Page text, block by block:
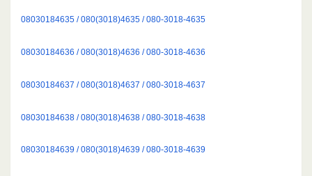
08030184635 / 080(3018)4635 / 080-3018-4635
08030184636 / 080(3018)4636 / 080-3018-4636
08030184637 / 080(3018)4637 / 080-3018-4637
08030184638 / 080(3018)4638 / 080-3018-4638
08030184639 / 080(3018)4639 / 080-3018-4639